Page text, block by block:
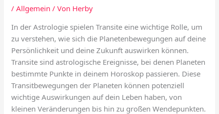
/Allgemein / Von Herby
In der Astrologie spielen Transite eine wichtige Rolle, um
zu verstehen, wie sich die Planetenbewegungen auf deine
Persönlichkeit und deine Zukunft auswirken können.
Transite sind astrologische Ereignisse, bei denen Planeten
bestimmte Punkte in deinem Horoskop passieren. Diese
Transitbewegungen der Planeten können potenziell
wichtige Auswirkungen auf dein Leben haben, von
kleinen Veränderungen bis hin zu großen Wendepunkten.